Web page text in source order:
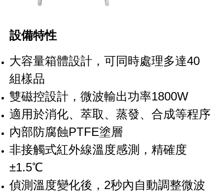
設備特性
大容量箱體設計，可同時處理多達40
組樣品
雙磁控設計，微波輸出功率1800W
適用於消化、萃取、蒸發、合成等程序
內部防腐蝕PTFE塗層
非接觸式紅外線溫度感測，精確度
±1.5℃
偵測溫度變化後，2秒內自動調整微波